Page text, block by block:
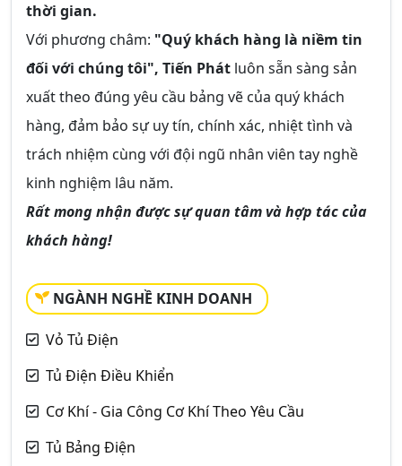
thời gian.
Với phương châm: "Quý khách hàng là niềm tin
đối với chúng tôi", Tiến Phát luôn sẵn sàng sản
xuất theo đúng yêu cầu bảng vẽ của quý khách
hàng, đảm bảo sự uy tín, chính xác, nhiệt tình và
trách nhiệm cùng với đội ngũ nhân viên tay nghề
kinh nghiệm lâu năm.
Rất mong nhận được sự quan tâm và hợp tác của
khách hàng!
NGÀNH NGHỀ KINH DOANH
Vỏ Tủ Điện
Tủ Điện Điều Khiển
Cơ Khí - Gia Công Cơ Khí Theo Yêu Cầu
Tủ Bảng Điện